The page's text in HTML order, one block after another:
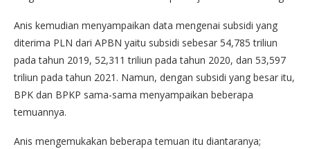
Anis kemudian menyampaikan data mengenai subsidi yang
diterima PLN dari APBN yaitu subsidi sebesar 54,785 triliun
pada tahun 2019, 52,311 triliun pada tahun 2020, dan 53,597
triliun pada tahun 2021. Namun, dengan subsidi yang besar itu,
BPK dan BPKP sama-sama menyampaikan beberapa
temuannya.
Anis mengemukakan beberapa temuan itu diantaranya;